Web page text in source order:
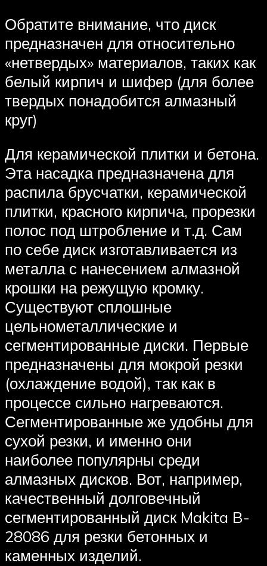
Обратите внимание, что диск
предназначен для относительно
«нетвердых» материалов, таких как
белый кирпич и шифер (для более
твердых понадобится алмазный
круг)
Для керамической плитки и бетона.
Эта насадка предназначена для
распила брусчатки, керамической
плитки, красного кирпича, прорезки
полос под штробление и т.д. Сам
по себе диск изготавливается из
металла с нанесением алмазной
крошки на режущую кромку.
Существуют сплошные
цельнометаллические и
сегментированные диски. Первые
предназначены для мокрой резки
(охлаждение водой), так как в
процессе сильно нагреваются.
Сегментированные же удобны для
сухой резки, и именно они
наиболее популярны среди
алмазных дисков. Вот, например,
качественный долговечный
сегментированный диск Makita B-
28086 для резки бетонных и
каменных изделий.